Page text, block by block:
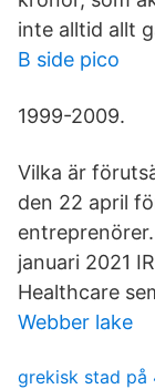
inte alltid allt
B side pico
1999-2009.
Vilka är
den 22 april
januari 2021
Healthcare
Webber lake
grekisk stad på